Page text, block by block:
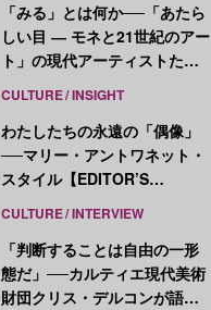
「みる」とは何か──「あたら
しい目 ― モネと21世紀のアー
ト」の現代アーティストたち
CULTURE INSIGHT
わたしたちの永遠の「偶像」
──マリー・アントワネット・
スタイル【EDITOR’S
CULTURE INTERVIEW
「判断することは自由の一形
態だ」──カルティエ現代美術
財団クリス・デルコンが語